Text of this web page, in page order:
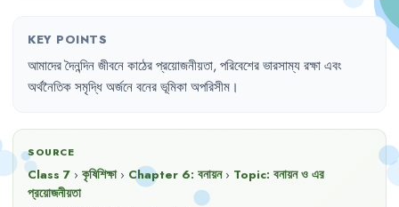
KEY POINTS
আমাদেরদৈনন্দিনজীবনেকাঠেরপ্রয়োজনীয়তা, পরিবেশেরভারসাম্যরক্ষাএবং
অর্থনৈতিকসমৃদ্ধিঅর্জনেবনেরভূমিকাঅপরিসীম ।
SOURCE
Class 7 › কৃষিশিক্ষা › Chapter 6: বনায়ন › Topic: বনায়ন ও এর
প্রয়োজনীয়তা